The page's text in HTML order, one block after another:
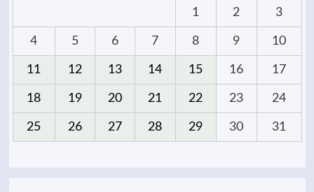
1 2 3
4 5 6 7 8 9 10
11 12 13 14 15 16 17
18 19 20 21 22 23 24
25 26 27 28 29 30 31